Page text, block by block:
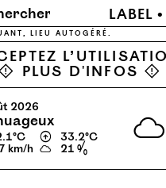
LABEL
LIEU AUTOGÉRÉ.
⚠ PLUS D'INFOS ⚠
2026
↑
33.2℃
km/h 21 %